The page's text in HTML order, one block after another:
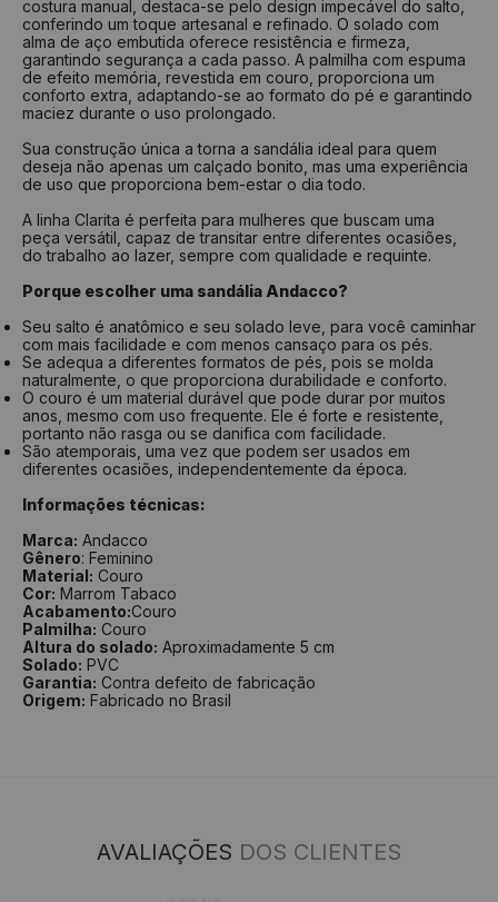
costura manual, destaca-se pelo design impecável do salto,
conferindo um toque artesanal e refinado. O solado com
alma de aço embutida oferece resistência e firmeza,
garantindo segurança a cada passo. A palmilha com espuma
de efeito memória, revestida em couro, proporciona um
conforto extra, adaptando-se ao formato do pé e garantindo
maciez durante o uso prolongado.
Sua construção única a torna a sandália ideal para quem
deseja não apenas um calçado bonito, mas uma experiência
de uso que proporciona bem-estar o dia todo.
A linha Clarita é perfeita para mulheres que buscam uma
peça versátil, capaz de transitar entre diferentes ocasiões,
do trabalho ao lazer, sempre com qualidade e requinte.
Porque escolher uma sandália Andacco?
Seu salto é anatômico e seu solado leve, para você caminhar
com mais facilidade e com menos cansaço para os pés.
Se adequa a diferentes formatos de pés, pois se molda
naturalmente, o que proporciona durabilidade e conforto.
O couro é um material durável que pode durar por muitos
anos, mesmo com uso frequente. Ele é forte e resistente,
portanto não rasga ou se danifica com facilidade.
São atemporais, uma vez que podem ser usados em
diferentes ocasiões, independentemente da época.
Informações técnicas:
Marca: Andacco
Gênero: Feminino
Material: Couro
Cor: Marrom Tabaco
Acabamento:Couro
Palmilha: Couro
Altura do solado: Aproximadamente 5 cm
Solado: PVC
Garantia: Contra defeito de fabricação
Origem: Fabricado no Brasil
AVALIAÇÕES DOS CLIENTES